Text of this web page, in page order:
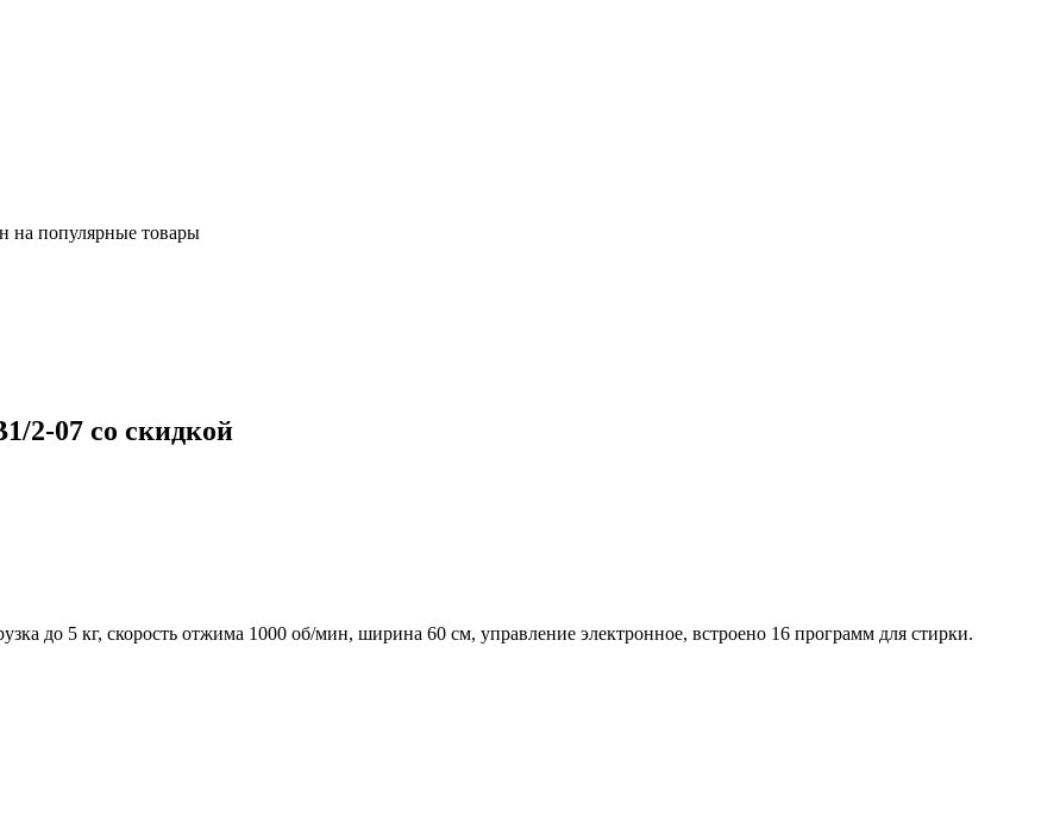
на популярные товары
2-07 со скидкой
до 5 кг, скорость отжима 1000 об/мин, ширина 60 см, управление электронное, встроено 16 программ для стирки.